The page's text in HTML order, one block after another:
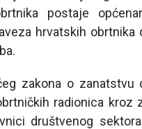
postaje
hrvatskih
zakona o
radionica kroz
društvenog